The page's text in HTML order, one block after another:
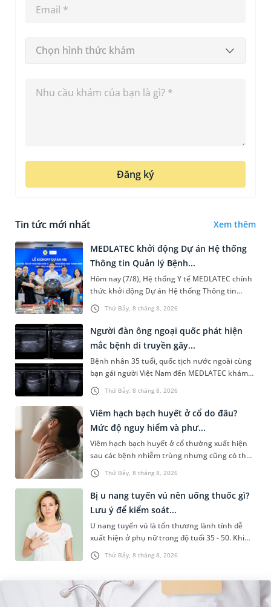
Chọn hình thức khám
Đăng ký
Tin tức mới nhất Xem thêm
Thứ Bảy, 8 tháng 8, 2026
MEDLATEC khởi động Dự án Hệ thống
Thông tin Quản lý Bệnh...
Hôm nay (7/8), Hệ thống Y tế MEDLATEC chính
thức khởi động Dự án Hệ thống Thông tin
Quản lý Bệnh viện (HIS - Hospital Information
System) giai đoạn mới. Dự á...
Thứ Bảy, 8 tháng 8, 2026
Người đàn ông ngoại quốc phát hiện
mắc bệnh di truyền gây...
Bệnh nhân 35 tuổi, quốc tịch nước ngoài cùng
bạn gái người Việt Nam đến MEDLATEC khám
sức khỏe tiền hôn nhân. Qua thăm khám và
làm các xét nghiệm chuyên sâu,...
Thứ Bảy, 8 tháng 8, 2026
Viêm hạch bạch huyết ở cổ do đâu?
Mức độ nguy hiểm và phư...
Viêm hạch bạch huyết ở cổ thường xuất hiện
sau các bệnh nhiễm trùng nhưng cũng có thể
liên quan đến lao hạch hoặc ung thư. Để tìm
hiểu nguyên nhân gây viêm,...
Thứ Bảy, 8 tháng 8, 2026
Bị u nang tuyến vú nên uống thuốc gì?
Lưu ý để kiểm soát...
U nang tuyến vú là tổn thương lành tính dễ
xuất hiện ở phụ nữ trong độ tuổi 35 - 50. Khi
được chẩn đoán mắc bệnh, nhiều người
thường băn khoăn u nang tuyến v...